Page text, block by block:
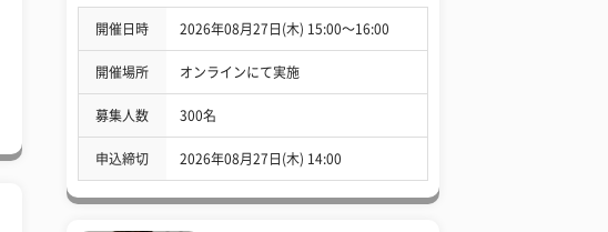
開催日時 2026年08月27日(木) 15:00〜16:00
開催場所 オンラインにて実施
募集人数 300名
申込締切 2026年08月27日(木) 14:00